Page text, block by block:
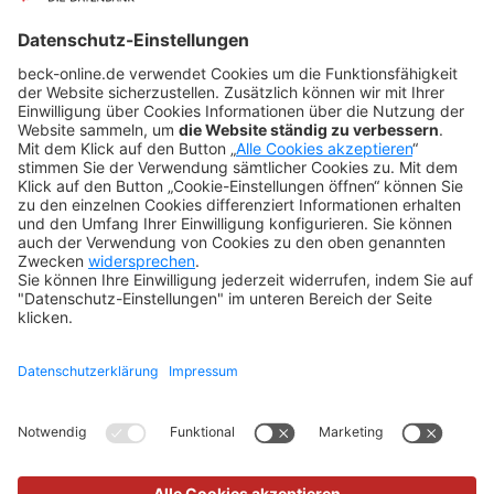
Nachhaltigkeit
NÜTZLICHES
FAQs
Tipps & Tricks
Newsletter
Abo kündigen
Widerruf
SONSTIGES
Impressum
Datenschutz
Rechtliches
Kontakt